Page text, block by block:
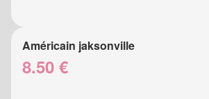
Américain jaksonville
8.50 €